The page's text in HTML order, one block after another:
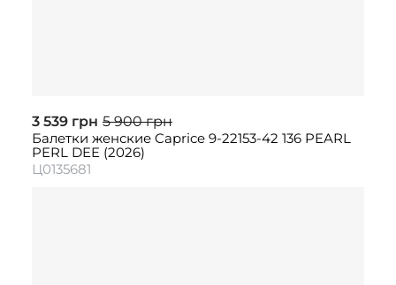
3 539 грн 5 900 грн
Балетки женские Caprice 9-22153-42 136 PEARL
PERL DEE (2026)
Ц0135681